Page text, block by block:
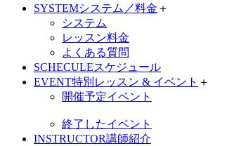
SYSTEMシステム／料金 ＋
システム
レッスン料金
よくある質問
SCHECULEスケジュール
EVENT特別レッスン & イベント ＋
開催予定イベント
終了したイベント
INSTRUCTOR講師紹介